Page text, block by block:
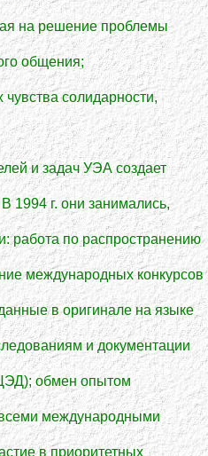
на решение проблемы
общения;
солидарности,
и задач УЭА создает
1994 г. они занимались,
работа по распространению
международных конкурсов
в оригинале на языке
и документации
обмен опытом
всеми международными
в приоритетных